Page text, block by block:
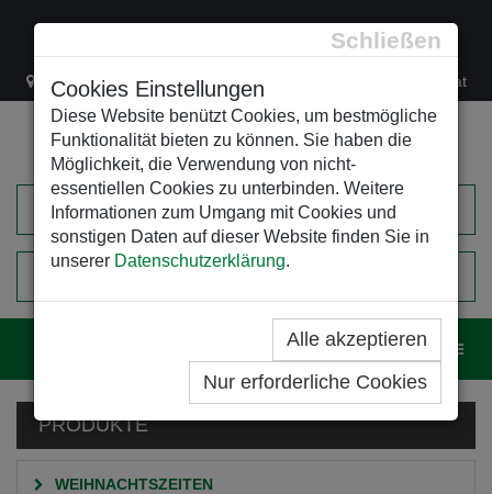
Schließen
Cookies Einstellungen
Diese Website benützt Cookies, um bestmögliche
Funktionalität bieten zu können. Sie haben die
Möglichkeit, die Verwendung von nicht-
essentiellen Cookies zu unterbinden. Weitere
Informationen zum Umgang mit Cookies und
sonstigen Daten auf dieser Website finden Sie in
unserer Datenschutzerklärung.
Alle akzeptieren
Nur erforderliche Cookies
Lacknergasse 78 +43/1/470 37 00 office@leso.at
EINKAUFSWAGEN
PRODUKTE
WEIHNACHTSZEITEN